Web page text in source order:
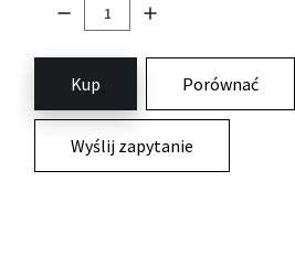
Kup Porównać
Wyślij zapytanie